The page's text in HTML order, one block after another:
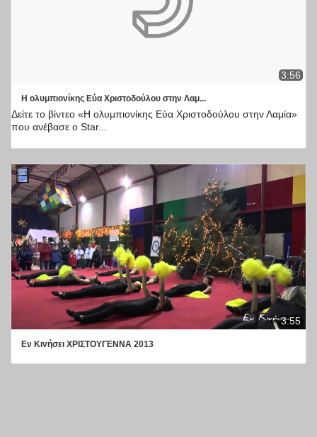
3:56
Η ολυμπιονίκης Εύα Χριστοδούλου στην Λαμ...
Δείτε το βίντεο «Η ολυμπιονίκης Εύα Χριστοδούλου στην Λαμία»
που ανέβασε ο Star...
3:55
Εν Κινήσει ΧΡΙΣΤΟΥΓΕΝΝΑ 2013